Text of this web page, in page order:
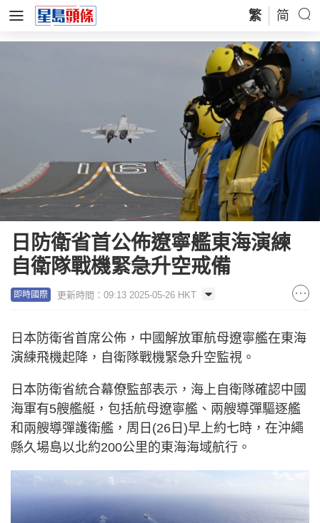
繁 简
日防衛省首公佈遼寧艦東海演練
自衛隊戰機緊急升空戒備
即時國際 更新時間：09:13 2025-05-26 HKT
日本防衛省首席公佈，中國解放軍航母遼寧艦在東海
演練飛機起降，自衛隊戰機緊急升空監視。
日本防衛省統合幕僚監部表示，海上自衛隊確認中國
海軍有5艘艦艇，包括航母遼寧艦、兩艘導彈驅逐艦
和兩艘導彈護衛艦，周日(26日)早上約七時，在沖繩
縣久場島以北約200公里的東海海域航行。